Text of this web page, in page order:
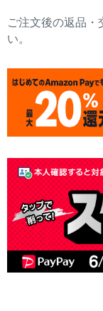
ご注文後の返品・
い。